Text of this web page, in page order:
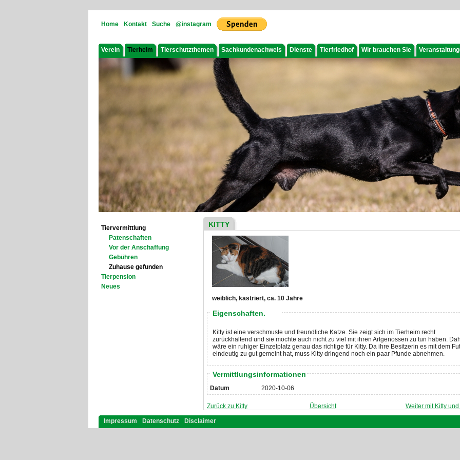
Home Kontakt Suche @instagram
Verein Tierheim Tierschutzthemen Sachkundenachweis Dienste Tierfriedhof Wir brauchen Sie
Tiervermittlung
Patenschaften
Vor der Anschaffung
Gebühren
Zuhause gefunden
Tierpension
Neues
KITTY
weiblich, kastriert, ca. 10 Jahre
Eigenschaften.
Kitty ist eine verschmuste und freundliche Katze. Sie zeigt sich im Tierheim recht
zurückhaltend und sie möchte auch nicht zu viel mit ihren Artgenossen zu tun haben.
wäre ein ruhiger Einzelplatz genau das richtige für Kitty. Da ihre Besitzerin es mit dem
eindeutig zu gut gemeint hat, muss Kitty dringend noch ein paar Pfunde abnehmen.
Vermittlungsinformationen
Datum 2020-10-06
Zurück zu Kitty Übersicht Weiter mit Kitty
Impressum Datenschutz Disclaimer